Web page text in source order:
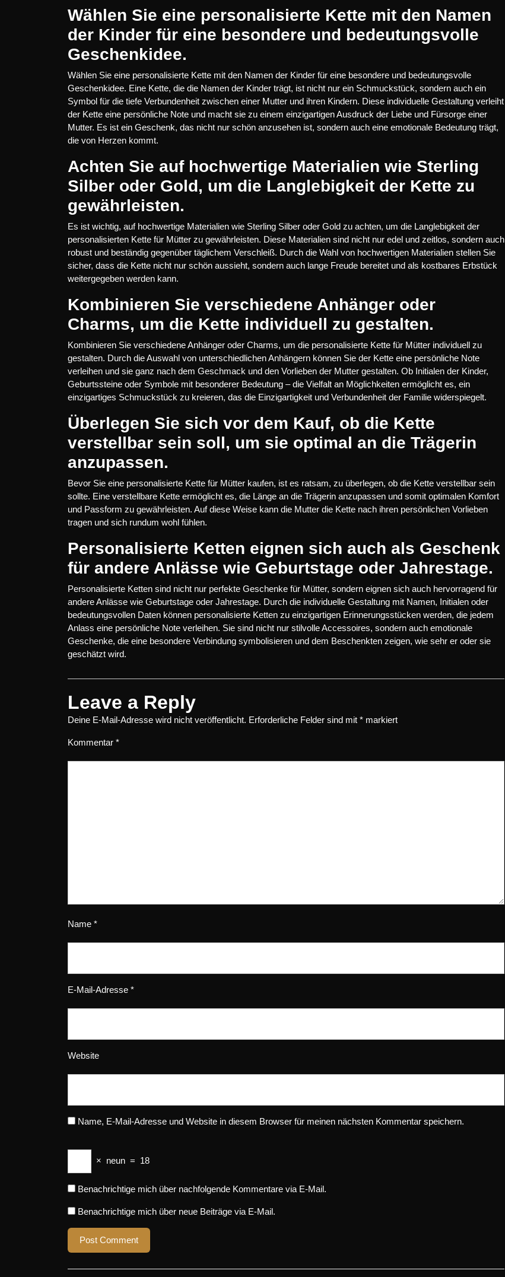
Wählen Sie eine personalisierte Kette mit den Namen
der Kinder für eine besondere und bedeutungsvolle
Geschenkidee.
Wählen Sie eine personalisierte Kette mit den Namen der Kinder für eine besondere und bedeutungsvolle
Geschenkidee. Eine Kette, die die Namen der Kinder trägt, ist nicht nur ein Schmuckstück, sondern auch ein
Symbol für die tiefe Verbundenheit zwischen einer Mutter und ihren Kindern. Diese individuelle Gestaltung verleiht
der Kette eine persönliche Note und macht sie zu einem einzigartigen Ausdruck der Liebe und Fürsorge einer
Mutter. Es ist ein Geschenk, das nicht nur schön anzusehen ist, sondern auch eine emotionale Bedeutung trägt,
die von Herzen kommt.
Achten Sie auf hochwertige Materialien wie Sterling
Silber oder Gold, um die Langlebigkeit der Kette zu
gewährleisten.
Es ist wichtig, auf hochwertige Materialien wie Sterling Silber oder Gold zu achten, um die Langlebigkeit der
personalisierten Kette für Mütter zu gewährleisten. Diese Materialien sind nicht nur edel und zeitlos, sondern auch
robust und beständig gegenüber täglichem Verschleiß. Durch die Wahl von hochwertigen Materialien stellen Sie
sicher, dass die Kette nicht nur schön aussieht, sondern auch lange Freude bereitet und als kostbares Erbstück
weitergegeben werden kann.
Kombinieren Sie verschiedene Anhänger oder
Charms, um die Kette individuell zu gestalten.
Kombinieren Sie verschiedene Anhänger oder Charms, um die personalisierte Kette für Mütter individuell zu
gestalten. Durch die Auswahl von unterschiedlichen Anhängern können Sie der Kette eine persönliche Note
verleihen und sie ganz nach dem Geschmack und den Vorlieben der Mutter gestalten. Ob Initialen der Kinder,
Geburtssteine oder Symbole mit besonderer Bedeutung – die Vielfalt an Möglichkeiten ermöglicht es, ein
einzigartiges Schmuckstück zu kreieren, das die Einzigartigkeit und Verbundenheit der Familie widerspiegelt.
Überlegen Sie sich vor dem Kauf, ob die Kette
verstellbar sein soll, um sie optimal an die Trägerin
anzupassen.
Bevor Sie eine personalisierte Kette für Mütter kaufen, ist es ratsam, zu überlegen, ob die Kette verstellbar sein
sollte. Eine verstellbare Kette ermöglicht es, die Länge an die Trägerin anzupassen und somit optimalen Komfort
und Passform zu gewährleisten. Auf diese Weise kann die Mutter die Kette nach ihren persönlichen Vorlieben
tragen und sich rundum wohl fühlen.
Personalisierte Ketten eignen sich auch als Geschenk
für andere Anlässe wie Geburtstage oder Jahrestage.
Personalisierte Ketten sind nicht nur perfekte Geschenke für Mütter, sondern eignen sich auch hervorragend für
andere Anlässe wie Geburtstage oder Jahrestage. Durch die individuelle Gestaltung mit Namen, Initialen oder
bedeutungsvollen Daten können personalisierte Ketten zu einzigartigen Erinnerungsstücken werden, die jedem
Anlass eine persönliche Note verleihen. Sie sind nicht nur stilvolle Accessoires, sondern auch emotionale
Geschenke, die eine besondere Verbindung symbolisieren und dem Beschenkten zeigen, wie sehr er oder sie
geschätzt wird.
Leave a Reply
Deine E-Mail-Adresse wird nicht veröffentlicht. Erforderliche Felder sind mit * markiert
Kommentar *
Name *
E-Mail-Adresse *
Website
Name, E-Mail-Adresse und Website in diesem Browser für meinen nächsten Kommentar speichern.
× neun = 18
Benachrichtige mich über nachfolgende Kommentare via E-Mail.
Benachrichtige mich über neue Beiträge via E-Mail.